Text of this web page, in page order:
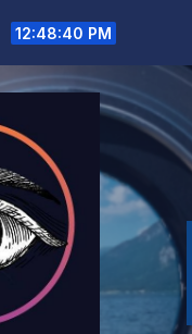
12:48:41 PM